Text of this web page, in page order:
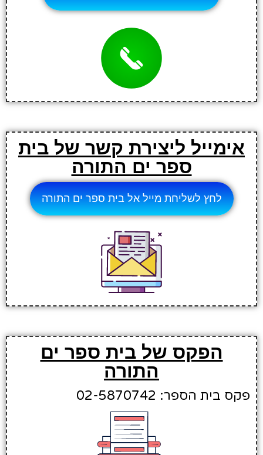
אימייל ליצירת קשר של בית
ספר ים התורה
לחץ לשליחת מייל אל בית ספר ים התורה
הפקס של בית ספר ים
התורה
פקס בית הספר: 02-5870742